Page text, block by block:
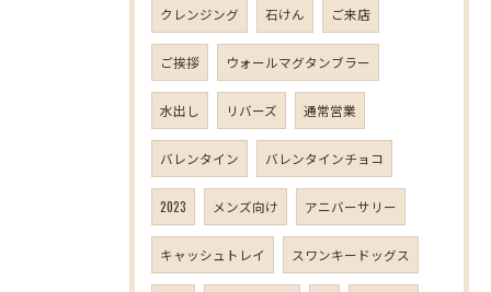
クレンジング 石けん ご来店
ご挨拶 ウォールマグタンブラー
水出し リバーズ 通常営業
バレンタイン バレンタインチョコ
2023 メンズ向け アニバーサリー
キャッシュトレイ スワンキードッグス